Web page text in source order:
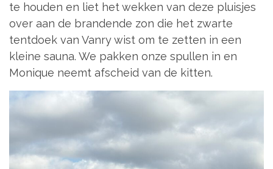
te houden en liet het wekken van deze pluisjes
over aan de brandende zon die het zwarte
tentdoek van Vanry wist om te zetten in een
kleine sauna. We pakken onze spullen in en
Monique neemt afscheid van de kitten.